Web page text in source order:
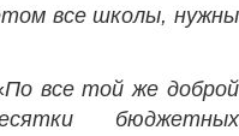
все школы, нужны
По все той же доброй
бюджетных